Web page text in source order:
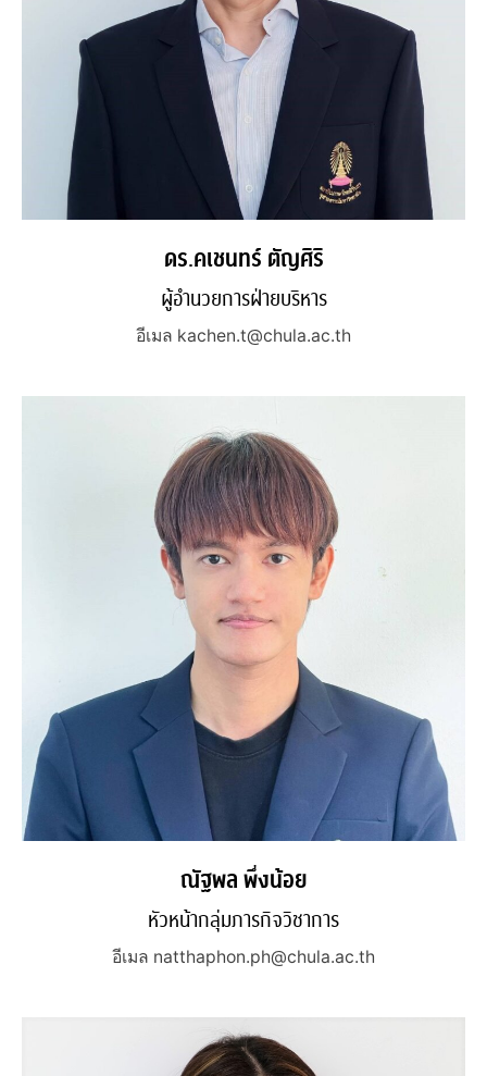
ดร.คเชนทร์ ตัญศิริ
ผู้อำนวยการฝ่ายบริหาร
อีเมล kachen.t@chula.ac.th
ณัฐพล พึ่งน้อย
หัวหน้ากลุ่มภารกิจวิชาการ
อีเมล natthaphon.ph@chula.ac.th